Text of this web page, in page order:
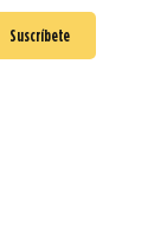
Suscríbete